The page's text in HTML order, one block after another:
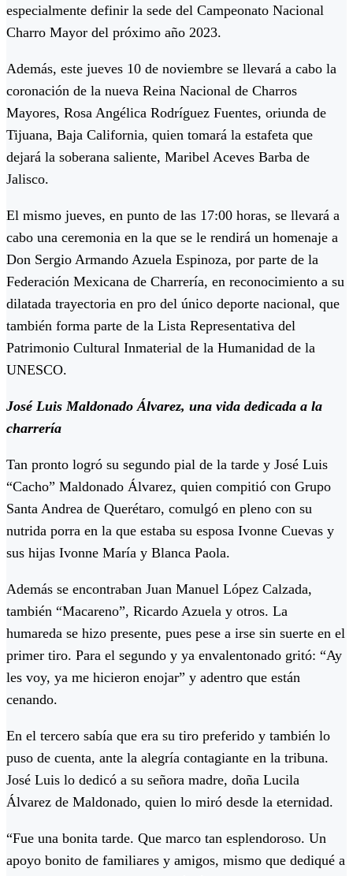
especialmente definir la sede del Campeonato Nacional
Charro Mayor del próximo año 2023.
Además, este jueves 10 de noviembre se llevará a cabo la
coronación de la nueva Reina Nacional de Charros
Mayores, Rosa Angélica Rodríguez Fuentes, oriunda de
Tijuana, Baja California, quien tomará la estafeta que
dejará la soberana saliente, Maribel Aceves Barba de
Jalisco.
El mismo jueves, en punto de las 17:00 horas, se llevará a
cabo una ceremonia en la que se le rendirá un homenaje a
Don Sergio Armando Azuela Espinoza, por parte de la
Federación Mexicana de Charrería, en reconocimiento a su
dilatada trayectoria en pro del único deporte nacional, que
también forma parte de la Lista Representativa del
Patrimonio Cultural Inmaterial de la Humanidad de la
UNESCO.
José Luis Maldonado Álvarez, una vida dedicada a la
charrería
Tan pronto logró su segundo pial de la tarde y José Luis
“Cacho” Maldonado Álvarez, quien compitió con Grupo
Santa Andrea de Querétaro, comulgó en pleno con su
nutrida porra en la que estaba su esposa Ivonne Cuevas y
sus hijas Ivonne María y Blanca Paola.
Además se encontraban Juan Manuel López Calzada,
también “Macareno”, Ricardo Azuela y otros. La
humareda se hizo presente, pues pese a irse sin suerte en el
primer tiro. Para el segundo y ya envalentonado gritó: “Ay
les voy, ya me hicieron enojar” y adentro que están
cenando.
En el tercero sabía que era su tiro preferido y también lo
puso de cuenta, ante la alegría contagiante en la tribuna.
José Luis lo dedicó a su señora madre, doña Lucila
Álvarez de Maldonado, quien lo miró desde la eternidad.
“Fue una bonita tarde. Que marco tan esplendoroso. Un
apoyo bonito de familiares y amigos, mismo que dediqué a